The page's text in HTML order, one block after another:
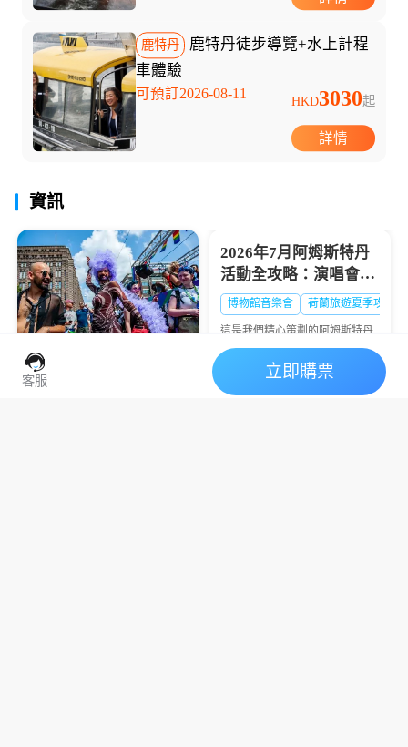
鹿特丹
鹿特丹徒步導覽+水上計程
車體驗
可預訂2026-08-11 HKD3030起
詳情
資訊
WorldPride
築工人茶）就是不對我...
2026年7月阿姆斯特丹
活動全攻略：演唱會、
博物館、節慶與美食市
集
博物館音樂會 荷蘭旅遊夏季攻略
這是我們精心策劃的阿姆斯特丹
及荷蘭周邊2026年7月活動指南。
盛夏時節通常是阿姆斯特丹的旅
遊旺季，天氣温暖且白晝漫長。
有豐富的景點和活動可供探索。
客服
立即購票